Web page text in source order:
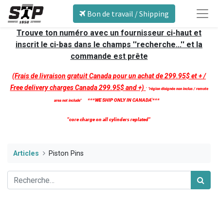
Bon de travail / Shipping
Trouve ton numéro avec un fournisseur ci-haut et
inscrit le ci-bas dans le champs ''recherche...'' et la
commande est prête
(Frais de livraison gratuit Canada pour un achat de 299.95$ et + /
Free delivery charges Canada 299.95$ and +) ' ''région éloignée non inclus / remote
area not include'' ***WE SHIP ONLY IN CANADA'***
''core charge on all cylinders replated''
Articles Piston Pins